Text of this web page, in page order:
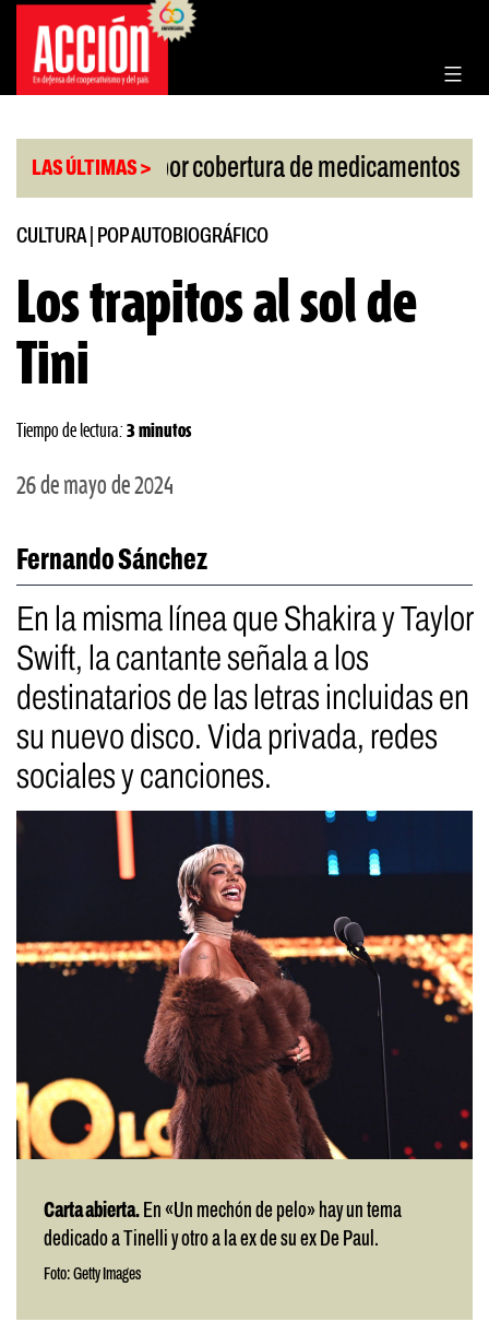
Saltar
contenido
LAS ÚLTIMAS >
la Corte por cobertura de medicamentos |
CULTURA| POP AUTOBIOGRÁFICO
Los trapitos al sol de
Tini
Tiempo de lectura: 3 minutos
26 de mayo de 2024
Fernando Sánchez
En la misma línea que Shakira y Taylor
Swift, la cantante señala a los
destinatarios de las letras incluidas en
su nuevo disco. Vida privada, redes
sociales y canciones.
Carta abierta. En «Un mechón de pelo» hay un tema
dedicado a Tinelli y otro a la ex de su ex De Paul.
Foto: Getty Images